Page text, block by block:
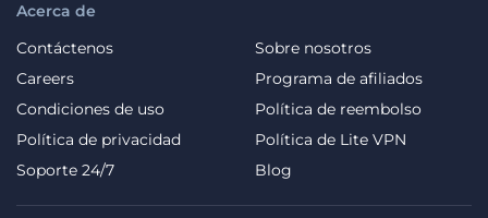
Acerca de
Contáctenos
Sobre nosotros
Careers
Programa de afiliados
Condiciones de uso
Política de reembolso
Política de privacidad
Política de Lite VPN
Soporte 24/7
Blog